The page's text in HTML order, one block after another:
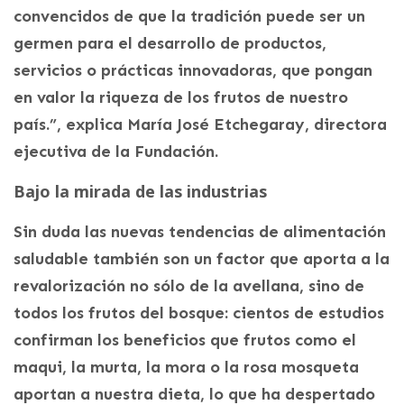
convencidos de que la tradición puede ser un
germen para el desarrollo de productos,
servicios o prácticas innovadoras, que pongan
en valor la riqueza de los frutos de nuestro
país.”, explica María José Etchegaray, directora
ejecutiva de la Fundación.
Bajo la mirada de las industrias
Sin duda las nuevas tendencias de alimentación
saludable también son un factor que aporta a la
revalorización no sólo de la avellana, sino de
todos los frutos del bosque: cientos de estudios
confirman los beneficios que frutos como el
maqui, la murta, la mora o la rosa mosqueta
aportan a nuestra dieta, lo que ha despertado